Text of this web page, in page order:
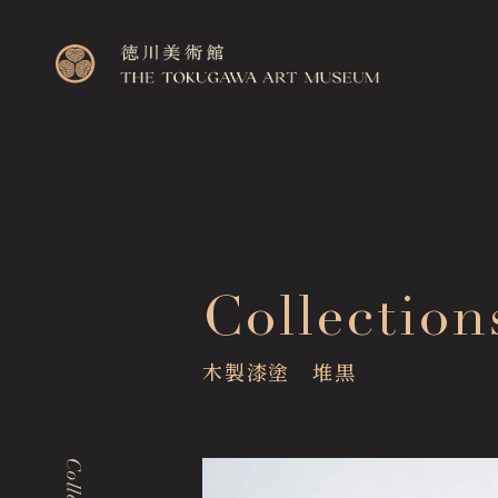
Visitor Information
Exhibitions
木製漆塗 堆黒